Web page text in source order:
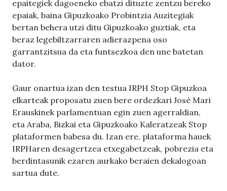
epaitegiek dagoeneko ebatzi dituzte zentzu bereko
epaiak, baina Gipuzkoako Probintzia Auzitegiak
bertan behera utzi ditu Gipuzkoako guztiak, eta
beraz legebiltzarraren adierazpena oso
garrantzitsua da eta funtsezkoa den une batetan
dator.
Gaur onartua izan den testua IRPH Stop Gipuzkoa
elkarteak proposatu zuen bere ordezkari José Mari
Erauskinek parlamentuan egin zuen agerraldian,
eta Araba, Bizkai eta Gipuzkoako Kaleratzeak Stop
plataformen babesa du. Izan ere, plataforma hauek
IRPHaren desagertzea etxegabetzeak, pobrezia eta
berdintasunik ezaren aurkako beraien dekalogoan
sartua dute.